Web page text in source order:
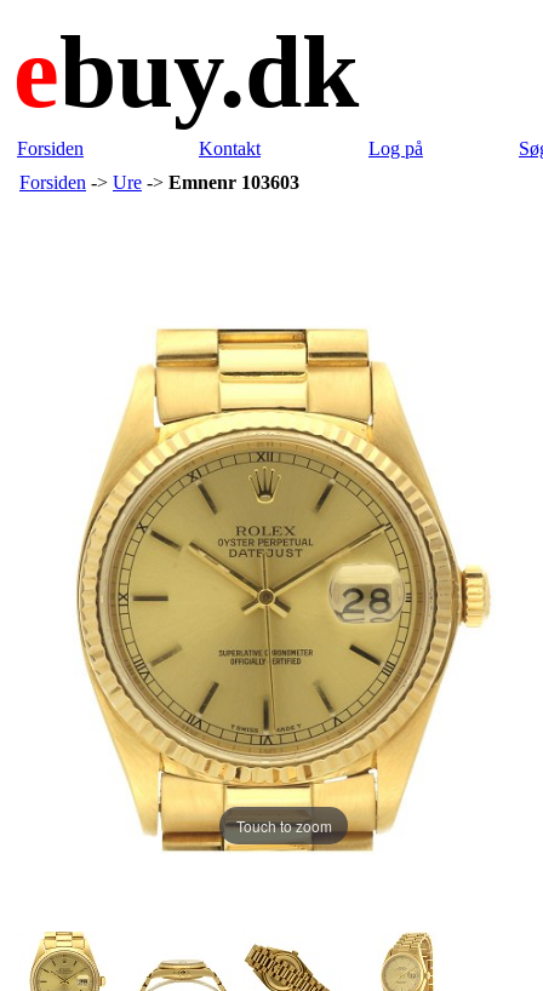
ebuy.dk
Forsiden Kontakt Log på
Forsiden -> Ure -> Emnenr 103603
Touch to zoom